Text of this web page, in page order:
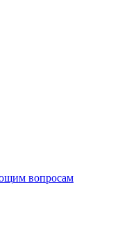
вопросам